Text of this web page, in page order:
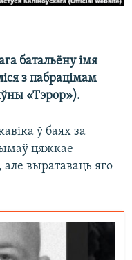
батальёну імя
з пабрацімам
«Тэрор»).
ў баях за
цяжкае
выратаваць яго